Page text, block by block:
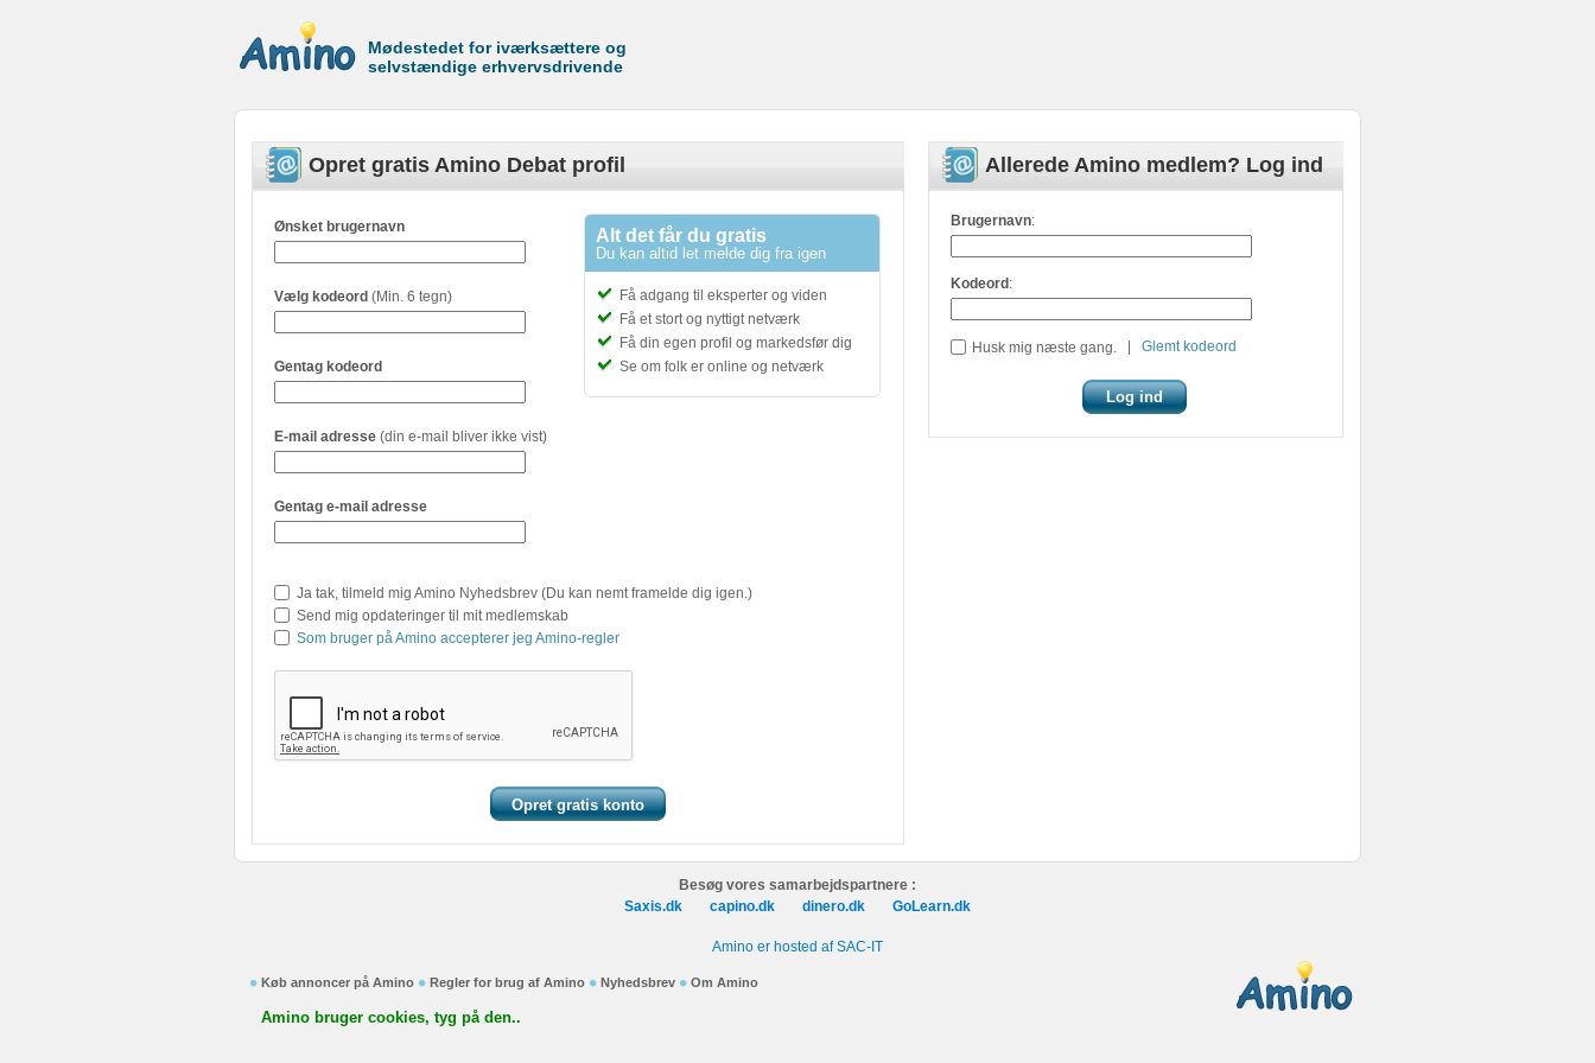
Mødestedet for iværksættere og
selvstændige erhvervsdrivende
Allerede Amino medlem? Log ind
Brugernavn:
Kodeord :
Husk mig næste gang. Glemt kodeord
Opret gratis Amino Debat profil
Alt det får du gratis
Du kan altid let melde dig fra igen
Få adgang til eksperter og viden
Få et stort og nyttigt netværk
Få din egen profil og markedsfør dig
Se om folk er online og netværk
Ønsket brugernavn
Vælg kodeord (Min. 6 tegn)
Gentag kodeord
E-mail adresse (din e-mail bliver ikke vist)
Gentag e-mail adresse
Ja tak, tilmeld mig Amino Nyhedsbrev (Du kan nemt framelde dig igen.)
Send mig opdateringer til mit medlemskab
Som bruger på Amino accepterer jeg Amino-regler
Besøg vores samarbejdspartnere :
Saxis.dk
capino.dk dinero.dk GoLearn.dk
Amino er hosted af SAC-IT
Køb annoncer på Amino Regler for brug af Amino Nyhedsbrev Om Amino
Amino bruger cookies, tyg på den..